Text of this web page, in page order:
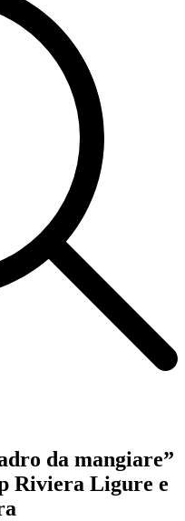
da mangiare”
Riviera Ligure e